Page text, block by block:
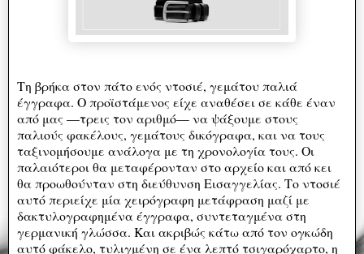
Τη βρήκα στον πάτο ενός ντοσιέ, γεμάτου παλιά
έγγραφα. Ο προϊστάμενος είχε αναθέσει σε κάθε έναν
από μας —τρεις τον αριθμό— να ψάξουμε στους
παλιούς φακέλους, γεμάτους δικόγραφα, και να τους
ταξινομήσουμε ανάλογα με τη χρονολογία τους. Οι
παλαιότεροι θα μεταφέρονταν στο αρχείο και από κει
θα προωθούνταν στη διεύθυνση Εισαγγελίας. Το ντοσιέ
αυτό περιείχε μία χειρόγραφη μετάφραση μαζί με
δακτυλογραφημένα έγγραφα, συντεταγμένα στη
γερμανική γλώσσα. Και ακριβώς κάτω από τον ογκώδη
αυτό φάκελο, τυλιγμένη σε ένα λεπτό τσιγαρόχαρτο, η